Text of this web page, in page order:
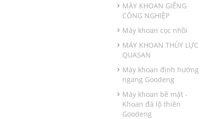
MÁY KHOAN GIẾNG
CÔNG NGHIỆP
Máy khoan cọc nhồi
MÁY KHOAN THỦY LỰC
QUASAN
Máy khoan định hướng
ngang Goodeng
Máy khoan bề mặt -
Khoan đá lộ thiên
Goodeng